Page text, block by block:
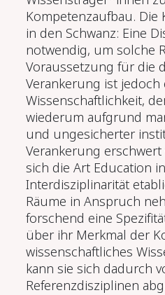
Kompetenzaufbau. Die
in den Schwanz: Eine
notwendig, um solche
Voraussetzung für die
Verankerung ist
Wissenschaftlichkeit,
wiederum aufgrund
und ungesicherter
Verankerung erschwert
sich die Art Education
Interdisziplinarität
Räume in Anspruch
forschend eine
über ihr Merkmal der
wissenschaftliches
kann sie sich dadurch
Referenzdisziplinen